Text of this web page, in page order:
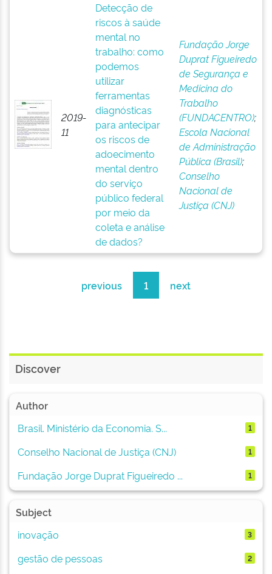
2019-
11
Detecção de
riscos à saúde
mental no
trabalho: como
podemos
utilizar
ferramentas
diagnósticas
para antecipar
os riscos de
adoecimento
mental dentro
do serviço
público federal
por meio da
coleta e análise
de dados?
Fundação Jorge
Duprat Figueiredo
de Segurança e
Medicina do
Trabalho
(FUNDACENTRO);
Escola Nacional
de Administração
Pública (Brasil);
Conselho
Nacional de
Justiça (CNJ)
previous 1 next
Discover
Author
Brasil. Ministério da Economia. S...
1
Conselho Nacional de Justiça (CNJ) 1
Fundação Jorge Duprat Figueiredo ... 1
Subject
inovação
3
gestão de pessoas 2